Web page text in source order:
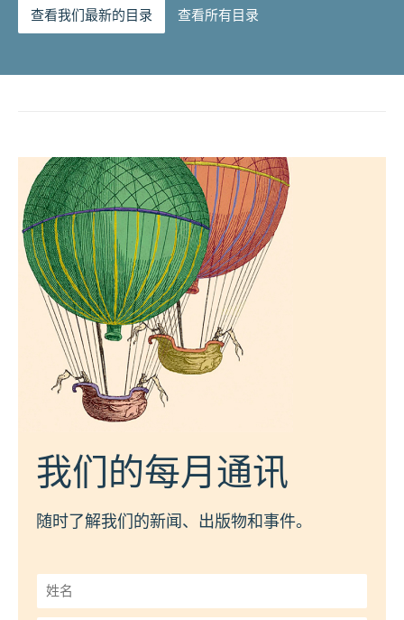
查看我们最新的目录 查看所有目录
我们的每月通讯
随时了解我们的新闻、出版物和事件。
姓
名